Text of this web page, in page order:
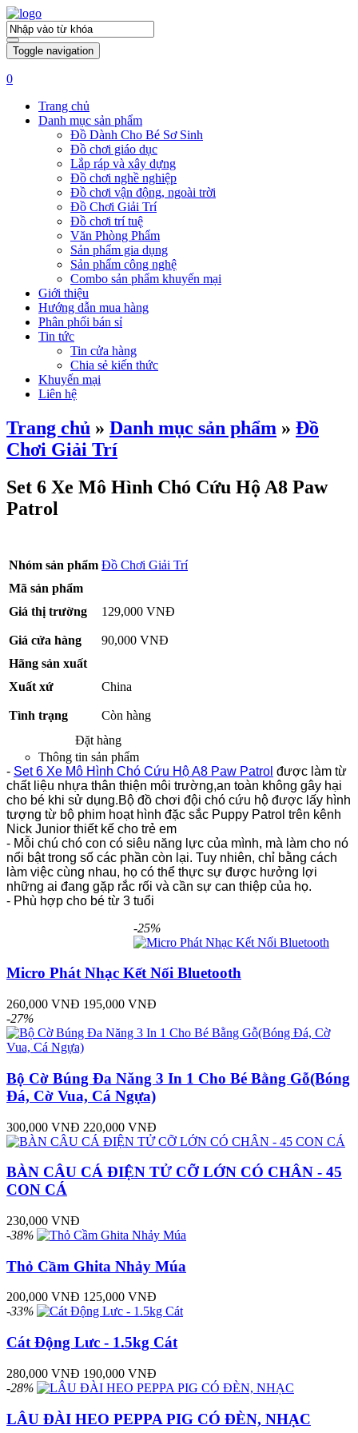
Toggle navigation
0
Trang chủ
Danh mục sản phẩm
Đồ Dành Cho Bé Sơ Sinh
Đồ chơi giáo dục
Lắp ráp và xây dựng
Đồ chơi nghề nghiệp
Đồ chơi vận động, ngoài trời
Đồ Chơi Giải Trí
Đồ chơi trí tuệ
Văn Phòng Phẩm
Sản phẩm gia dụng
Sản phẩm công nghệ
Combo sản phẩm khuyến mại
Giới thiệu
Hướng dẫn mua hàng
Phân phối bán sỉ
Tin tức
Tin cửa hàng
Chia sẻ kiến thức
Khuyến mại
Liên hệ
Trang chủ » Danh mục sản phẩm » Đồ
Chơi Giải Trí
Set 6 Xe Mô Hình Chó Cứu Hộ A8 Paw
Patrol
Nhóm sản phẩm Đồ Chơi Giải Trí
Mã sản phẩm
Giá thị trường
129,000 VNĐ
Giá cửa hàng
90,000 VNĐ
Hãng sản xuất
Xuất xứ
China
Tình trạng
Còn hàng
Đặt hàng
Thông tin sản phẩm
- Set 6 Xe Mô Hình Chó Cứu Hộ A8 Paw Patrol được làm từ
chất liệu nhựa thân thiện môi trường,an toàn không gây hại
cho bé khi sử dụng.Bộ đồ chơi đội chó cứu hộ được lấy hình
tượng từ bộ phim hoạt hình đặc sắc Puppy Patrol trên kênh
Nick Junior thiết kế cho trẻ em
- Mỗi chú chó con có siêu năng lực của mình, mà làm cho nó
nổi bật trong số các phần còn lại. Tuy nhiên, chỉ bằng cách
làm việc cùng nhau, họ có thể thực sự được hưởng lợi
những ai đang gặp rắc rối và cần sự can thiệp của họ.
- Phù hợp cho bé từ 3 tuổi
-25%
Micro Phát Nhạc Kết Nối Bluetooth
260,000 VNĐ 195,000 VNĐ
-27%
Bộ Cờ Búng Đa Năng 3 In 1 Cho Bé Bằng Gỗ(Bóng
Đá, Cờ Vua, Cá Ngựa)
300,000 VNĐ 220,000 VNĐ
BÀN CÂU CÁ ĐIỆN TỬ CỠ LỚN CÓ CHÂN - 45
CON CÁ
230,000 VNĐ
-38%
Thỏ Cầm Ghita Nhảy Múa
200,000 VNĐ 125,000 VNĐ
-33%
Cát Động Lưc - 1.5kg Cát
280,000 VNĐ 190,000 VNĐ
-28%
LÂU ĐÀI HEO PEPPA PIG CÓ ĐÈN, NHẠC